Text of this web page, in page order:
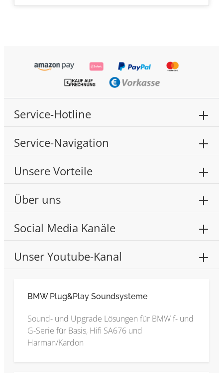
Service-Hotline
Service-Navigation
Unsere Vorteile
Über uns
Social Media Kanäle
Unser Youtube-Kanal
BMW Plug&Play Soundsysteme
Sound- und Upgrade Lösungen für BMW f- und
G-Serie für Basis, Hifi SA676 und
Harman/Kardon